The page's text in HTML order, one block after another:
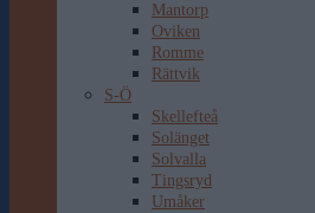
Mantorp
Oviken
Romme
Rättvik
S-Ö
Skellefteå
Solänget
Solvalla
Tingsryd
Umåker